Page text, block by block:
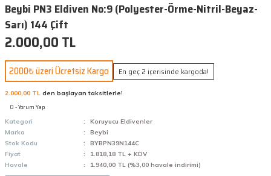
Beybi PN3 Eldiven No:9 (Polyester-Örme-Nitril-Beyaz-
Sarı) 144 Çift
2.000,00 TL
2000₺ üzeri Ücretsiz Kargo En geç 2 içerisinde kargoda!
2.000,00 TL den başlayan taksitlerle!
0 - Yorum Yap
Kategori
Koruyucu Eldivenler
Marka
Beybi
Stok Kodu
BYBPN39N144C
Fiyat
1.818,18 TL + KDV
Havale
1.940,00 TL (%3,00 havale indirimi)